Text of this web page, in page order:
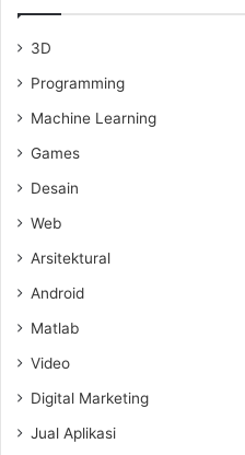
3D
Programming
Machine Learning
Games
Desain
Web
Arsitektural
Android
Matlab
Video
Digital Marketing
Jual Aplikasi